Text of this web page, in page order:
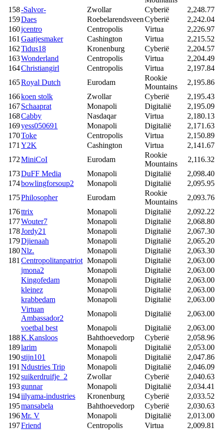
158-Salvor- Zwollar Cyberië
2,248.77
159Daes RoebelarendsveenCyberië
2,242.04
160jcentro Centropolis Virtua
2,226.97
161 Gaatjesmaker Cashington Virtua
2,215.52
162Tidus18 Kronenburg Cyberië
2,204.57
163Wonderland Centropolis Virtua
2,204.49
164Christiangirl Centropolis Virtua
2,197.84
165Royal Dutch Eurodam
Rookie
Mountains
2,195.86
166koen stolk Zwollar Cyberië
2,195.43
167Schaaprat Monapoli Digitalië
2,195.09
168Cabby Nasdaqar Virtua
2,180.13
169yess050691 Monapoli Digitalië
2,171.63
170Toke Centropolis Virtua
2,150.89
171 Y2K Cashington Virtua
2,141.67
172MiniCoI Eurodam
Rookie
Mountains
2,116.32
173DuFF Media Monapoli Digitalië
2,098.40
174bowlingforsoup2 Monapoli Digitalië
2,095.95
175Philosopher Eurodam
Rookie
Mountains
2,093.76
176ttrix Monapoli Digitalië
2,092.22
177Wouter7 Monapoli Digitalië
2,068.80
178Jordy21 Monapoli Digitalië
2,067.30
179Djienaah Monapoli Digitalië
2,065.20
180Nlz. Monapoli Digitalië
2,063.30
181 Centropolitanpatriot Monapoli Digitalië
2,063.00
jmona2
Monapoli Digitalië
2,063.00
Kingofedam
Monapoli Digitalië
2,063.00
kleinez
Monapoli Digitalië
2,063.00
krabbedam
Monapoli Digitalië
2,063.00
Virtuan
Ambassador2
Monapoli Digitalië
2,063.00
voetbal best
Monapoli Digitalië
2,063.00
188K.Kansloos Bahthoevedorp Cyberië
2,058.96
189larim Monapoli Digitalië
2,053.00
190stijn101 Monapoli Digitalië
2,047.86
191 Ndustries Trip Monapoli Digitalië
2,046.09
192suikerdruifje_2 Zwollar Cyberië
2,040.63
193gunnar Monapoli Digitalië
2,034.41
194iilyama-industries Kronenburg Cyberië
2,033.52
195mansabela Bahthoevedorp Cyberië
2,030.63
196Mr. V Monapoli Digitalië
2,013.00
197Friend Centropolis Virtua
2,009.81